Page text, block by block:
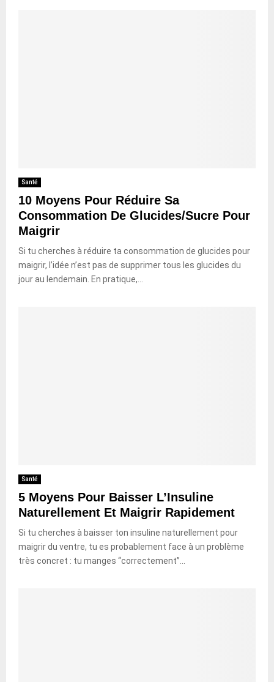
Santé
10 Moyens Pour Réduire Sa
Consommation De Glucides/Sucre Pour
Maigrir
Si tu cherches à réduire ta consommation de glucides pour
maigrir, l’idée n’est pas de supprimer tous les glucides du
jour au lendemain. En pratique,...
Santé
5 Moyens Pour Baisser L’Insuline
Naturellement Et Maigrir Rapidement
Si tu cherches à baisser ton insuline naturellement pour
maigrir du ventre, tu es probablement face à un problème
très concret : tu manges “correctement”...